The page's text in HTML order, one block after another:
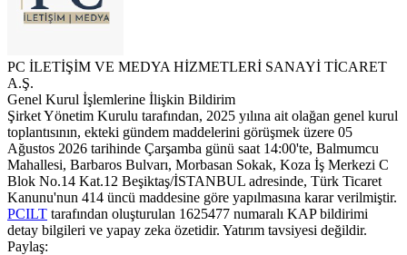
PC İLETİŞİM VE MEDYA HİZMETLERİ SANAYİ TİCARET
A.Ş.
Genel Kurul İşlemlerine İlişkin Bildirim
Şirket Yönetim Kurulu tarafından, 2025 yılına ait olağan genel kurul
toplantısının, ekteki gündem maddelerini görüşmek üzere 05
Ağustos 2026 tarihinde Çarşamba günü saat 14:00'te, Balmumcu
Mahallesi, Barbaros Bulvarı, Morbasan Sokak, Koza İş Merkezi C
Blok No.14 Kat.12 Beşiktaş/İSTANBUL adresinde, Türk Ticaret
Kanunu'nun 414 üncü maddesine göre yapılmasına karar verilmiştir.
PCILT tarafından oluşturulan 1625477 numaralı KAP bildirimi
detay bilgileri ve yapay zeka özetidir. Yatırım tavsiyesi değildir.
Paylaş: